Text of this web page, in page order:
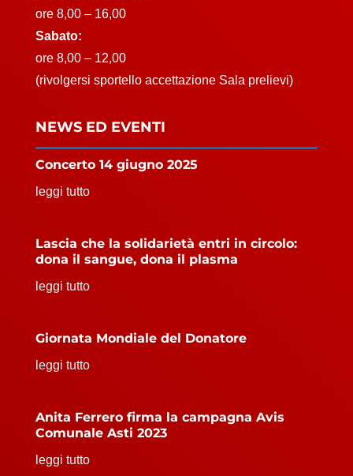
ore 8,00 – 16,00
Sabato:
ore 8,00 – 12,00
(rivolgersi sportello accettazione Sala prelievi)
NEWS ED EVENTI
Concerto 14 giugno 2025
leggi tutto
Lascia che la solidarietà entri in circolo:
dona il sangue, dona il plasma
leggi tutto
Giornata Mondiale del Donatore
leggi tutto
Anita Ferrero firma la campagna Avis
Comunale Asti 2023
leggi tutto